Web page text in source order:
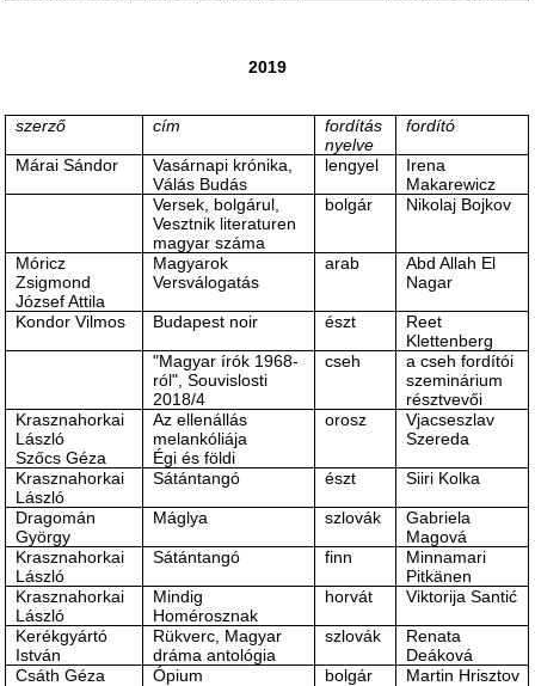
2019
szerző cím
fordítás
nyelve
fordító
Márai Sándor
Vasárnapi krónika,
Válás Budás
lengyel
Irena
Makarewicz
Versek, bolgárul,
Vesztnik literaturen
magyar száma
bolgár Nikolaj Bojkov
Móricz
Zsigmond
József Attila
Magyarok
Versválogatás
arab
Abd Allah El
Nagar
Kondor Vilmos Budapest noir észt
Reet
Klettenberg
"Magyar írók 1968-
ról", Souvislosti
2018/4
cseh
a cseh fordítói
szeminárium
résztvevői
Krasznahorkai
László
Szőcs Géza
Az ellenállás
melankóliája
Égi és földi
orosz
Vjacseszlav
Szereda
Krasznahorkai
László
Sátántangó észt Siiri Kolka
Dragomán
György
Máglya szlovák
Gabriela
Magová
Krasznahorkai
László
Sátántangó finn
Minnamari
Pitkänen
Krasznahorkai
László
Mindig
Homérosznak
horvát Viktorija Santić
Kerékgyártó
István
Rükverc, Magyar
dráma antológia
szlovák
Renata
Deáková
Csáth Géza
Ópium bolgár
Martin Hrisztov